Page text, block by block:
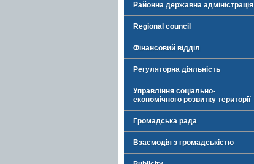
Районна державна адміністрація
Regional council
Фінансовий відділ
Регуляторна діяльність
Управління соціально-
економічного розвитку території
Громадська рада
Взаємодія з громадськістю